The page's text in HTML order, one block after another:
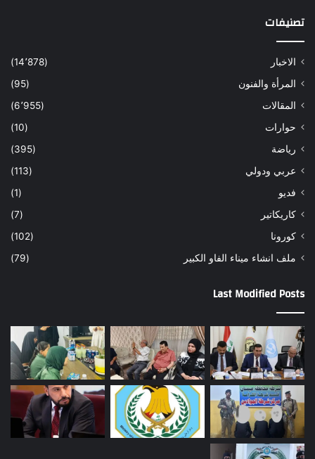
تصنيفات
الاخبار
(14٬878)
المرأة والفنون
(95)
المقالات
(6٬955)
حوارات
(10)
رياضة
(395)
عربي ودولي
(113)
فديو
(1)
كاريكاتير
(7)
كورونا
(102)
ملف انشاء ميناء الفاو الكبير
(79)
Last Modified Posts